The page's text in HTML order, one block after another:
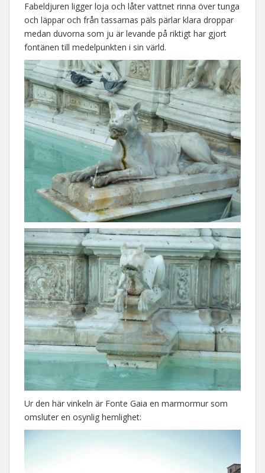
Fabeldjuren ligger loja och låter vattnet rinna över tunga
och läppar och från tassarnas päls pärlar klara droppar
medan duvorna som ju är levande på riktigt har gjort
fontänen till medelpunkten i sin värld.
Ur den här vinkeln är Fonte Gaia en marmormur som
omsluter en osynlig hemlighet: